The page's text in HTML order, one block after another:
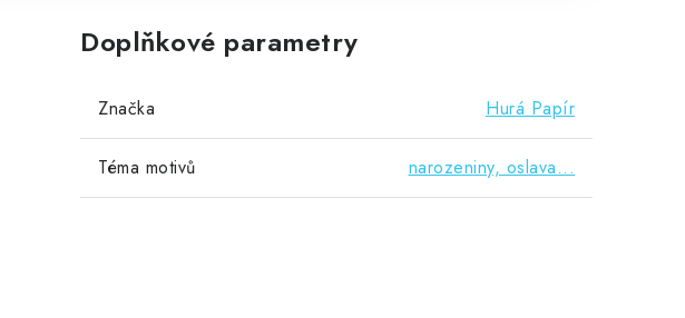
Doplňkové parametry
Značka Hurá Papír
Téma motivů narozeniny, oslava...